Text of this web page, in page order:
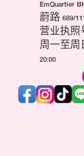
EmQuartier
蔚路 689/
营业执照
周一至周
20:00